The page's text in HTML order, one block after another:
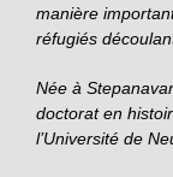
manière
réfugiés
Née à
doctorat en
l’Université de